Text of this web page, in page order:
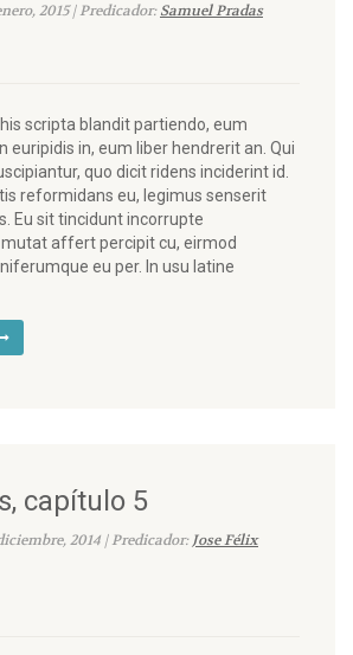
2015 | Predicador:Samuel Pradas
his scripta blandit partiendo, eum
euripidis in, eum liber hendrerit an. Qui
quo dicit ridens inciderint id.
reformidans eu, legimus senserit
Eu sit tincidunt incorrupte
affert percipit cu, eirmod
eu per. In usu latine
capítulo 5
2014 | Predicador:Jose Félix